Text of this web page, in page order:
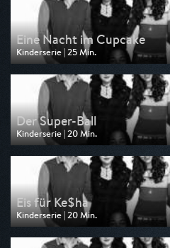
Eine Nacht im Cupcake
Kinderserie | 25 Min.
Ausgestrahlt von Nickelodeon
am 07.08.2026, 03:30
Der Super-Ball
Kinderserie | 20 Min.
Ausgestrahlt von Nickelodeon
am 07.08.2026, 03:10
Eis für Ke$ha
Kinderserie | 20 Min.
Ausgestrahlt von Nickelodeon
am 07.08.2026, 02:50